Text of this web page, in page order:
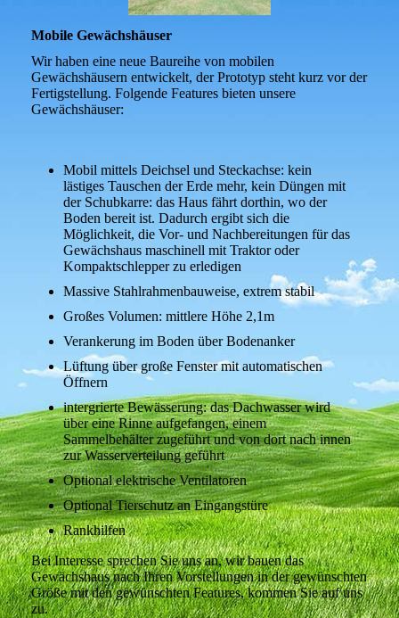
Mobile Gewächshäuser
Wir haben eine neue Baureihe von mobilen
Gewächshäusern entwickelt, der Prototyp steht kurz vor der
Fertigstellung. Folgende Features bieten unsere
Gewächshäuser:
Mobil mittels Deichsel und Steckachse: kein
lästiges Tauschen der Erde mehr, kein Düngen mit
der Schubkarre: das Haus fährt dorthin, wo der
Boden bereit ist. Dadurch ergibt sich die
Möglichkeit, die Vor- und Nachbereitungen für das
Gewächshaus maschinell mit Traktor oder
Kompaktschlepper zu erledigen
Massive Stahlrahmenbauweise, extrem stabil
Großes Volumen: mittlere Höhe 2,1m
Verankerung im Boden über Bodenanker
Lüftung über große Fenster mit automatischen
Öffnern
intergrierte Bewässerung: das Dachwasser wird
über eine Rinne aufgefangen, einem
Sammelbehälter zugeführt und von dort nach innen
zur Wasserverteilung geführt
Optional elektrische Ventilatoren
Optional Tierschutz an Eingangstüre
Rankhilfen
Bei Interesse sprechen Sie uns an, wir bauen das
Gewächshaus nach Ihren Vorstellungen in der gewünschten
Größe mit den gewünschten Features, kommen Sie auf uns
zu.